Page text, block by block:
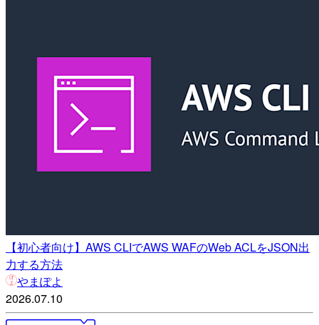
【初心者向け】AWS CLIでAWS WAFのWeb ACLをJSON出
力する方法
やまぽよ
2026.07.10